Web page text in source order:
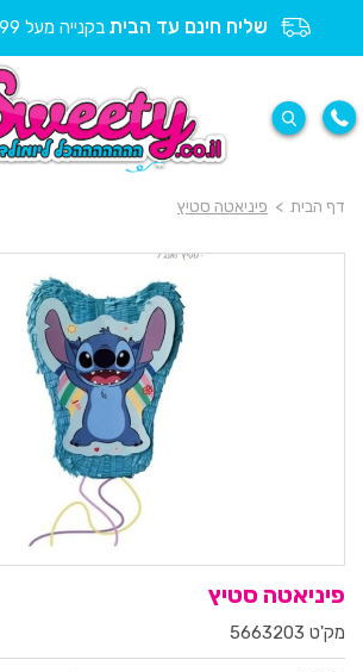
שליח חינם עד הבית בקנייה מעל 299 ₪
דף הבית > פיניאטה סטיץ
פיניאטה סטיץ
מק'ט 5663203